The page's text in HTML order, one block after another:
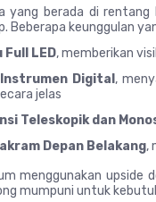
yang berada di
Beberapa keunggulan
Full LED, memberikan
Digital ,
jelas
Teleskopik dan
Depan Belakang,
menggunakan upside
mumpuni untuk